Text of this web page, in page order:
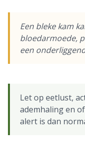
Een bleke kam
bloedarmoede,
een
Let op eetlust,
ademhaling en
alert is dan